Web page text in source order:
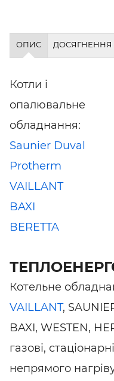
ОПИС ДОСЯГНЕННЯ
Котли і
опалювальне
обладнання:
Saunier Duval
Protherm
VAILLANT
BAXI
BERETTA
Котельне
VAILLANT,
BAXI, WESTEN,
газові,
непрямого